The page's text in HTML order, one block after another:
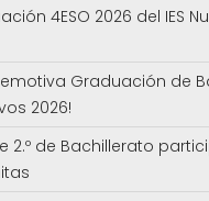
4ESO 2026 del IES
emotiva Graduación de
2026!
2.º de Bachillerato